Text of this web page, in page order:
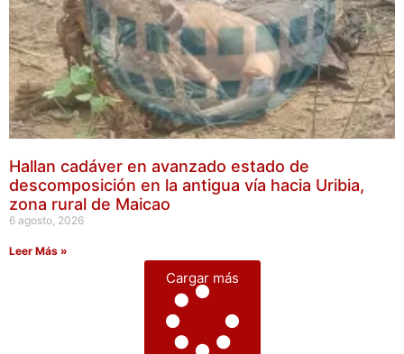
Hallan cadáver en avanzado estado de
descomposición en la antigua vía hacia Uribia,
zona rural de Maicao
6 agosto, 2026
Leer Más »
Cargar más